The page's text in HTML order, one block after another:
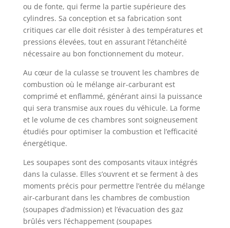
ou de fonte, qui ferme la partie supérieure des
cylindres. Sa conception et sa fabrication sont
critiques car elle doit résister à des températures et
pressions élevées, tout en assurant l’étanchéité
nécessaire au bon fonctionnement du moteur.
Au cœur de la culasse se trouvent les chambres de
combustion où le mélange air-carburant est
comprimé et enflammé, générant ainsi la puissance
qui sera transmise aux roues du véhicule. La forme
et le volume de ces chambres sont soigneusement
étudiés pour optimiser la combustion et l’efficacité
énergétique.
Les soupapes sont des composants vitaux intégrés
dans la culasse. Elles s’ouvrent et se ferment à des
moments précis pour permettre l’entrée du mélange
air-carburant dans les chambres de combustion
(soupapes d’admission) et l’évacuation des gaz
brûlés vers l’échappement (soupapes